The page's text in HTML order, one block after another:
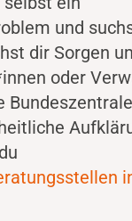
und
dir Sorgen
oder